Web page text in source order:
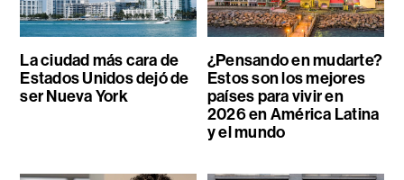
La ciudad más cara de
Estados Unidos dejó de
ser Nueva York
¿Pensando en mudarte?
Estos son los mejores
países para vivir en
2026 en América Latina
y el mundo